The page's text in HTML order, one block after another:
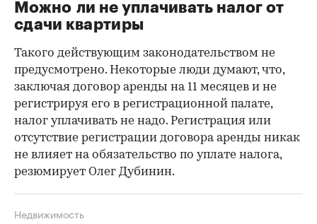
Можно ли не уплачивать налог от
сдачи квартиры
Такого действующим законодательством не
предусмотрено. Некоторые люди думают, что,
заключая договор аренды на 11 месяцев и не
регистрируя его в регистрационной палате,
налог уплачивать не надо. Регистрация или
отсутствие регистрации договора аренды никак
не влияет на обязательство по уплате налога,
резюмирует Олег Дубинин.
Недвижимость